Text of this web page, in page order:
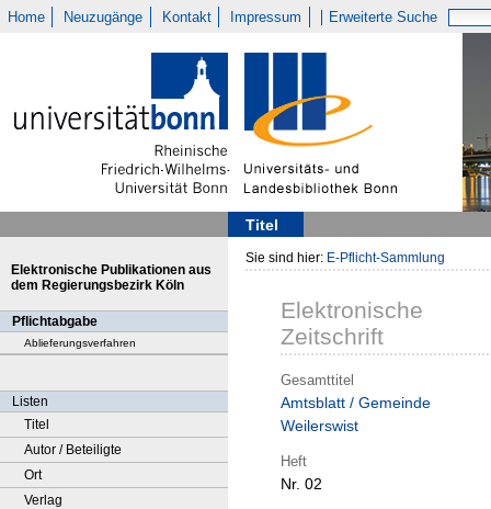
Home Neuzugänge Kontakt Impressum Erweiterte Suche
Titel
Elektronische Publikationen aus
dem Regierungsbezirk Köln
Pflichtabgabe
Ablieferungsverfahren
Listen
Titel
Autor / Beteiligte
Ort
Verlag
Sie sind hier: E-Pflicht-Sammlung
Elektronische
Zeitschrift
Gesamttitel
Amtsblatt / Gemeinde
Weilerswist
Heft
Nr. 02